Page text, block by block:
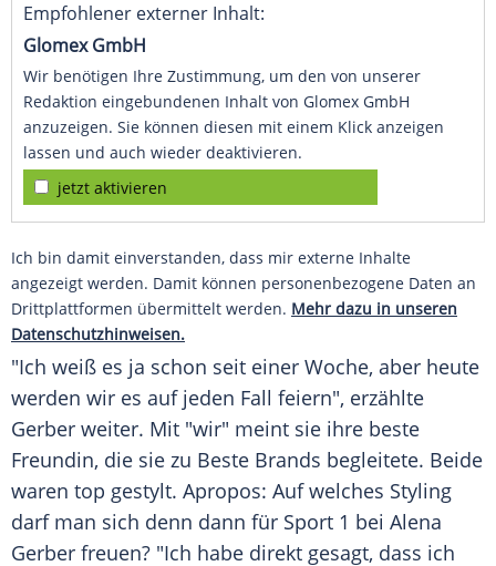
Empfohlener externer Inhalt:
Glomex GmbH
Wir benötigen Ihre Zustimmung, um den von unserer
Redaktion eingebundenen Inhalt von Glomex GmbH
anzuzeigen. Sie können diesen mit einem Klick anzeigen
lassen und auch wieder deaktivieren.
jetzt aktivieren
Ich bin damit einverstanden, dass mir externe Inhalte
angezeigt werden. Damit können personenbezogene Daten an
Drittplattformen übermittelt werden. Mehr dazu in unseren
Datenschutzhinweisen.
"Ich weiß es ja schon seit einer Woche, aber heute
werden wir es auf jeden Fall feiern", erzählte
Gerber weiter. Mit "wir" meint sie ihre beste
Freundin, die sie zu Beste Brands begleitete. Beide
waren top gestylt. Apropos: Auf welches Styling
darf man sich denn dann für Sport 1 bei Alena
Gerber freuen? "Ich habe direkt gesagt, dass ich